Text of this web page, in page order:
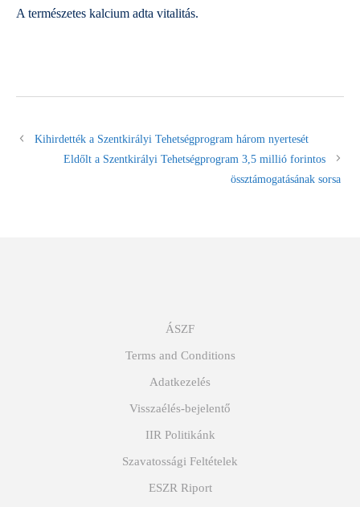
A természetes kalcium adta vitalitás.
Kihirdették a Szentkirályi Tehetségprogram három nyertesét
Eldőlt a Szentkirályi Tehetségprogram 3,5 millió forintos
össztámogatásának sorsa
ÁSZF
Terms and Conditions
Adatkezelés
Visszaélés-bejelentő
IIR Politikánk
Szavatossági Feltételek
ESZR Riport